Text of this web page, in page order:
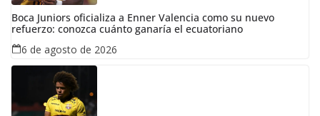
Boca Juniors oficializa a Enner Valencia como su nuevo
refuerzo: conozca cuánto ganaría el ecuatoriano
6 de agosto de 2026